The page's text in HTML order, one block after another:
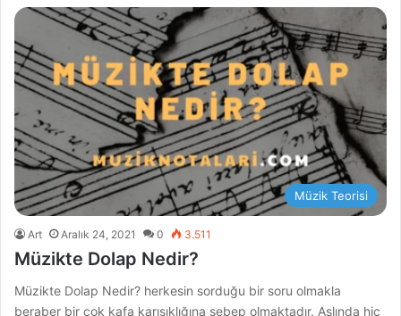
Müzik Teorisi
Art Aralık 24, 2021 0 3.511
Müzikte Dolap Nedir?
Müzikte Dolap Nedir? herkesin sorduğu bir soru olmakla
beraber bir çok kafa karışıklığına sebep olmaktadır. Aslında hiç